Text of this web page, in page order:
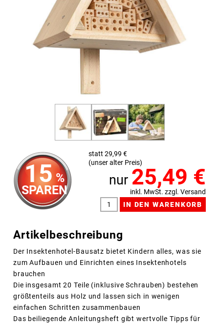
15 %
SPAREN
statt 29,99 €
(unser alter Preis)
nur 25,49 €
inkl. MwSt. zzgl. Versand
Artikelbeschreibung
Der Insektenhotel-Bausatz bietet Kindern alles, was sie
zum Aufbauen und Einrichten eines Insektenhotels
brauchen
Die insgesamt 20 Teile (inklusive Schrauben) bestehen
größtenteils aus Holz und lassen sich in wenigen
einfachen Schritten zusammenbauen
Das beiliegende Anleitungsheft gibt wertvolle Tipps für